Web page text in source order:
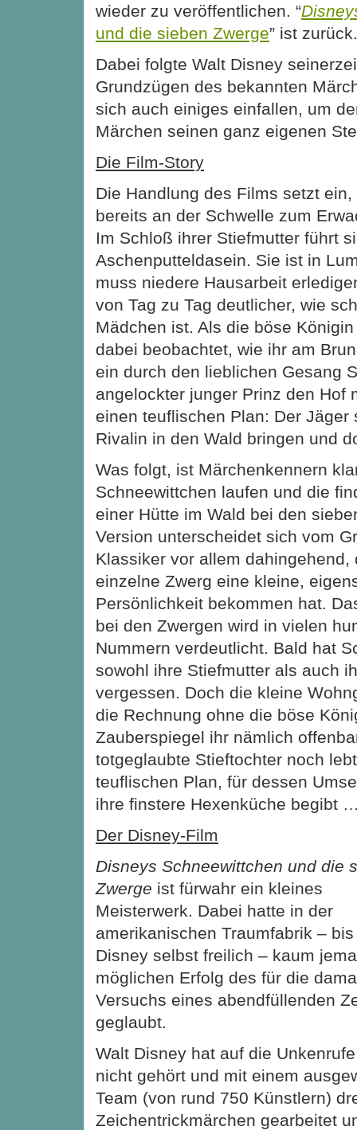
wieder zu veröffentlichen. “
und die sieben Zwerge” ist zurück.
Dabei folgte Walt Disney
Grundzügen des bekannten
sich auch einiges einfallen, um
Märchen seinen ganz eigenen
Die Film-Story
Die Handlung des Films setzt
bereits an der Schwelle zum
Im Schloß ihrer Stiefmutter führt
Aschenputteldasein. Sie ist in
muss niedere Hausarbeit
von Tag zu Tag deutlicher, wie
Mädchen ist. Als die böse
dabei beobachtet, wie ihr am
ein durch den lieblichen Gesang
angelockter junger Prinz den Hof
einen teuflischen Plan: Der Jäger
Rivalin in den Wald bringen und
Was folgt, ist Märchenkennern
Schneewittchen laufen und die
einer Hütte im Wald bei den
Version unterscheidet sich vom
Klassiker vor allem dahingehend,
einzelne Zwerg eine kleine,
Persönlichkeit bekommen hat.
bei den Zwergen wird in vielen
Nummern verdeutlicht. Bald hat
sowohl ihre Stiefmutter als auch
vergessen. Doch die kleine
die Rechnung ohne die böse
Zauberspiegel ihr nämlich
totgeglaubte Stieftochter noch
teuflischen Plan, für dessen
ihre finstere Hexenküche begibt
Der Disney-Film
Disneys Schneewittchen und die
Zwerge ist fürwahr ein kleines
Meisterwerk. Dabei hatte in der
amerikanischen Traumfabrik –
Disney selbst freilich – kaum
möglichen Erfolg des für die
Versuchs eines abendfüllenden
geglaubt.
Walt Disney hat auf die
nicht gehört und mit einem
Team (von rund 750 Künstlern)
Zeichentrickmärchen gearbeitet